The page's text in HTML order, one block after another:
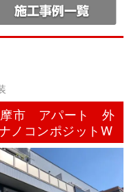
摩市 アパート 外
ノコンポジットW